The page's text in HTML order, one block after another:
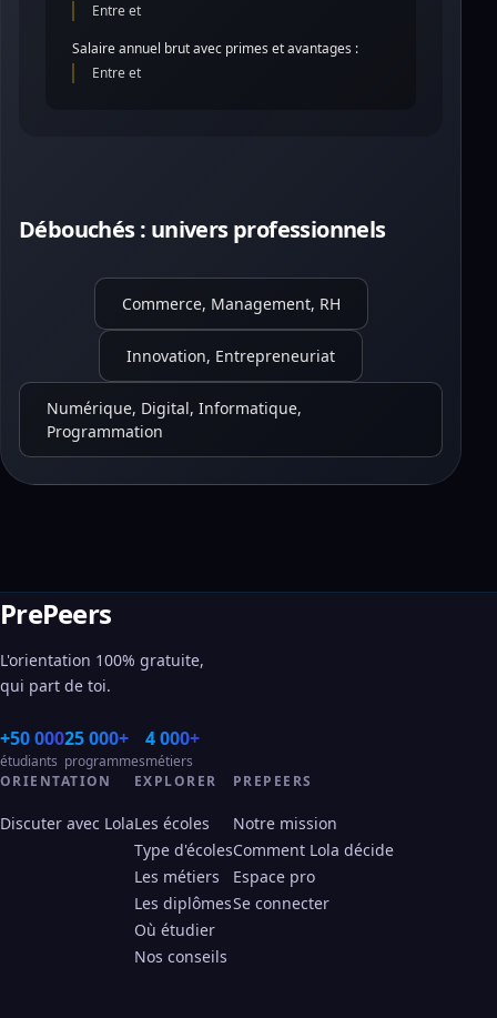
Entre et
Salaire annuel brut avec primes et avantages :
Entre et
Débouchés : univers professionnels
Commerce, Management, RH
Innovation, Entrepreneuriat
Numérique, Digital, Informatique,
Programmation
PrePeers
L'orientation 100% gratuite,
qui part de toi.
+50 000
étudiants
25 000+
programmes
4 000+
métiers
ORIENTATION
Discuter avec Lola
EXPLORER
Les écoles
Type d'écoles
Les métiers
Les diplômes
Où étudier
Nos conseils
PREPEERS
Notre mission
Comment Lola décide
Espace pro
Se connecter